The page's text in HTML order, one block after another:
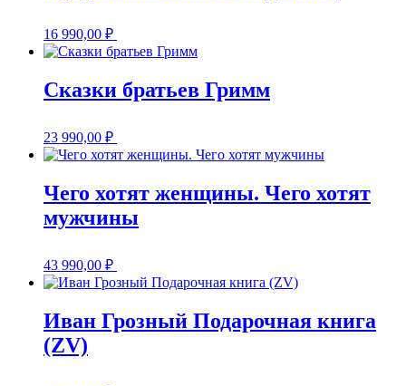
16 990,00 ₽
Сказки братьев Гримм
23 990,00 ₽
Чего хотят женщины. Чего хотят
мужчины
43 990,00 ₽
Иван Грозный Подарочная книга
(ZV)